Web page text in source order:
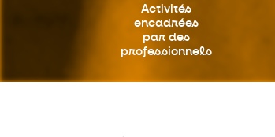
Activités
encadrées
par des
professionnels